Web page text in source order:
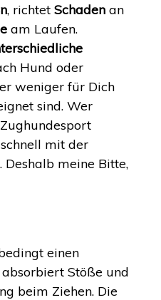
, richtet Schadenan
am Laufen.
Hund oder
weniger für Dich
sind. Wer
mit der
meine Bitte,
einen
absorbiert Stöße und
beim Ziehen. Die